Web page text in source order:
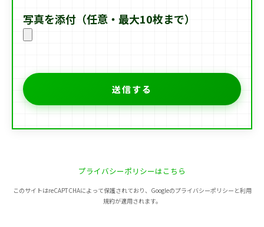
写真を添付（任意・最大10枚まで）
プライバシーポリシーはこちら
このサイトはreCAPTCHAによって保護されており、Googleのプライバシーポリシーと利用
規約が適用されます。